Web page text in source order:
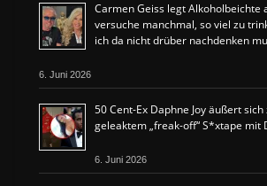
Carmen Geiss legt Alkoholbeichte
versuche manchmal, so viel zu
ich da nicht drüber nachdenken
6. Juni 2026
50 Cent-Ex Daphne Joy äußert sich
geleaktem „freak-off“ S*xtape mit
6. Juni 2026